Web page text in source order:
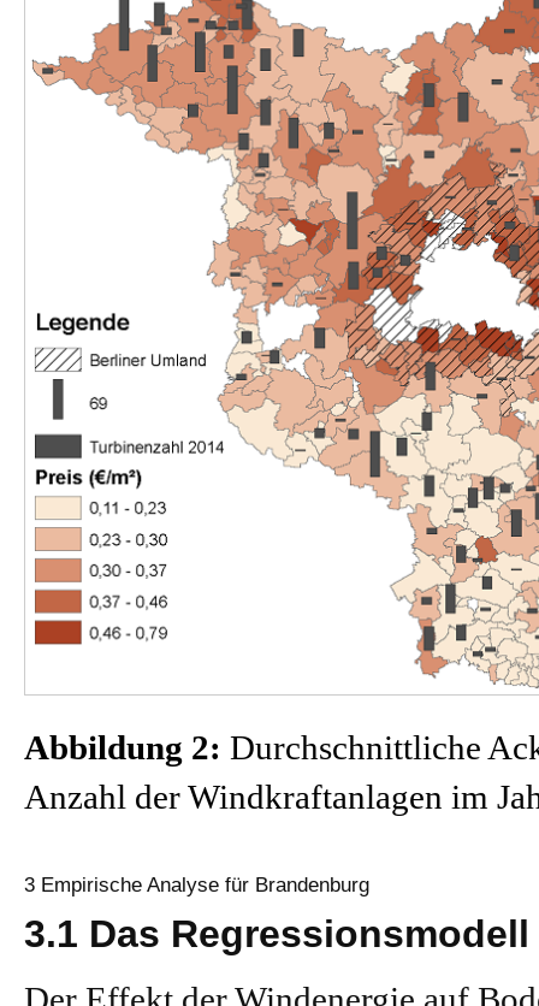
Abbildung 2: Durchschnittliche
Anzahl der Windkraftanlagen im
3 Empirische Analyse für Brandenburg
3.1 Das Regressionsmodell